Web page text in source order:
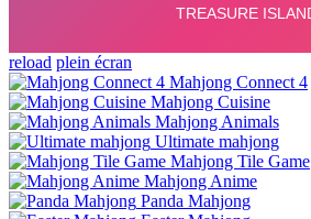
reload plein écran
Mahjong Connect 4
Mahjong Cuisine
Mahjong Animals
Ultimate mahjong
Mahjong Tile Game
Mahjong Anime
Panda Mahjong